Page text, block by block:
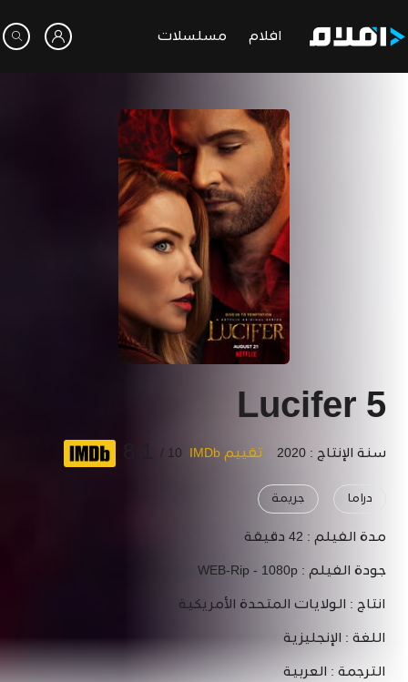
افلام مسلسلات
Lucifer 5
سنة الإنتاج : 2020 تقييم IMDb 10 /
دراما جريمة
مدة الفيلم : 42 دقيقة
جودة الفيلم : WEB-Rip - 1080p
انتاج : الولايات المتحدة الأمريكية
اللغة : الإنجليزية
الترجمة : العربية